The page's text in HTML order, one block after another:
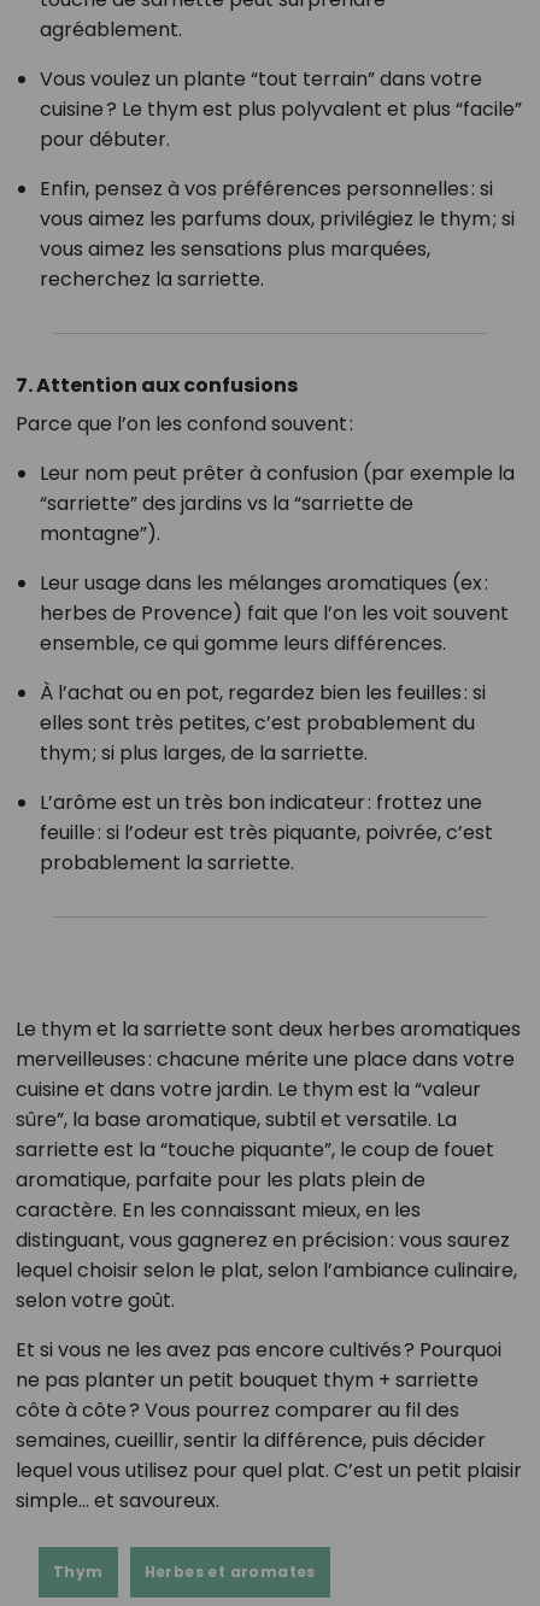
agréablement.
Vous voulez un plante “tout terrain” dans votre
cuisine ? Le thym est plus polyvalent et plus “facile”
pour débuter.
Enfin, pensez à vos préférences personnelles : si
vous aimez les parfums doux, privilégiez le thym ; si
vous aimez les sensations plus marquées,
recherchez la sarriette.
7. Attention aux confusions
Parce que l’on les confond souvent :
Leur nom peut prêter à confusion (par exemple la
“sarriette” des jardins vs la “sarriette de
montagne”).
Leur usage dans les mélanges aromatiques (ex :
herbes de Provence) fait que l’on les voit souvent
ensemble, ce qui gomme leurs différences.
À l’achat ou en pot, regardez bien les feuilles : si
elles sont très petites, c’est probablement du
thym ; si plus larges, de la sarriette.
L’arôme est un très bon indicateur : frottez une
feuille : si l’odeur est très piquante, poivrée, c’est
probablement la sarriette.
Le thym et la sarriette sont deux herbes aromatiques
merveilleuses : chacune mérite une place dans votre
cuisine et dans votre jardin. Le thym est la “valeur
sûre”, la base aromatique, subtil et versatile. La
sarriette est la “touche piquante”, le coup de fouet
aromatique, parfaite pour les plats plein de
caractère. En les connaissant mieux, en les
distinguant, vous gagnerez en précision : vous saurez
lequel choisir selon le plat, selon l’ambiance culinaire,
selon votre goût.
Et si vous ne les avez pas encore cultivés ? Pourquoi
ne pas planter un petit bouquet thym + sarriette
côte à côte ? Vous pourrez comparer au fil des
semaines, cueillir, sentir la différence, puis décider
lequel vous utilisez pour quel plat. C’est un petit plaisir
simple… et savoureux.
Thym Herbes et aromates